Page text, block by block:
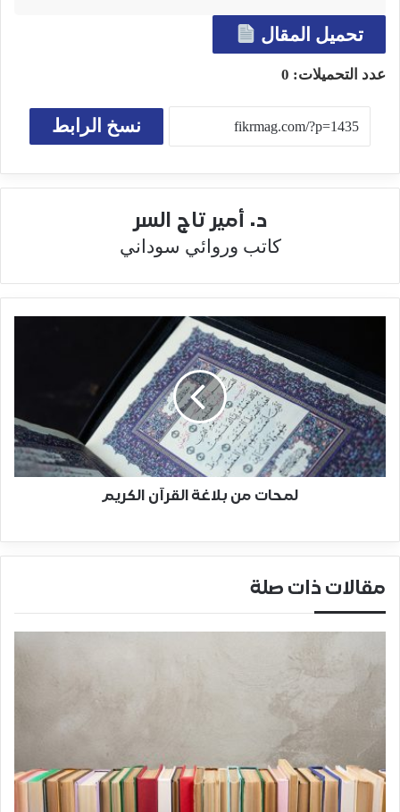
تحميل المقال
عدد التحميلات: 0
نسخ الرابط
د. أمير تاج السر
كاتب وروائي سوداني
لمحات من بلاغة القرآن الكريم
مقالات ذات صلة